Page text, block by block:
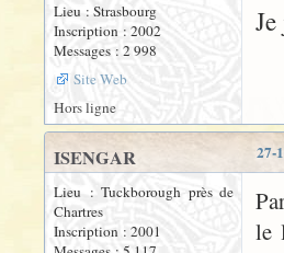
Lieu : Strasbourg
Inscription : 2002
Messages : 2 998
Site Web
Hors ligne
27-
ISENGAR
Lieu : Tuckborough près de
Chartres
Inscription : 2001
le